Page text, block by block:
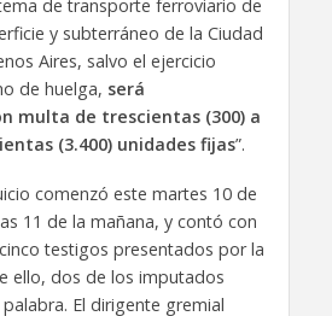
de transporte ferroviario de
y subterráneo de la Ciudad
Aires, salvo el ejercicio
de huelga, será
multa de trescientas (300) a
(3.400) unidades fijas”.
comenzó este martes 10 de
11 de la mañana, y contó con
testigos presentados por la
ello, dos de los imputados
El dirigente gremial